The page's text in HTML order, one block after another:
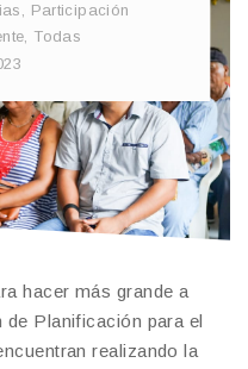
, Participación
, Todas
hacer más grande a
Planificación para el
realizando la